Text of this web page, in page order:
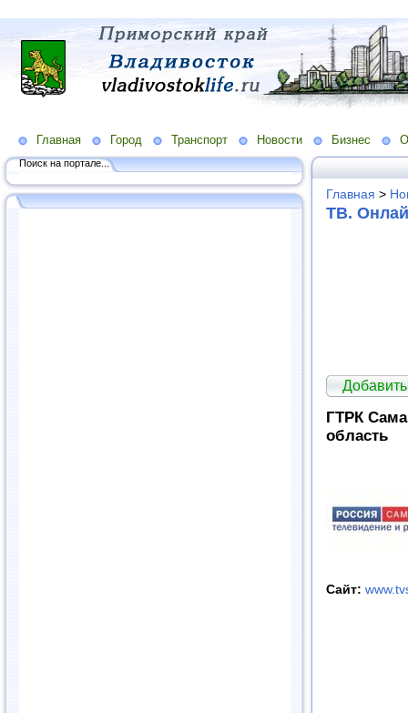
Главная Город Транспорт Новости Бизнес
Поиск на портале...
Главная >
ТВ.
ГТРК
область
Сайт: